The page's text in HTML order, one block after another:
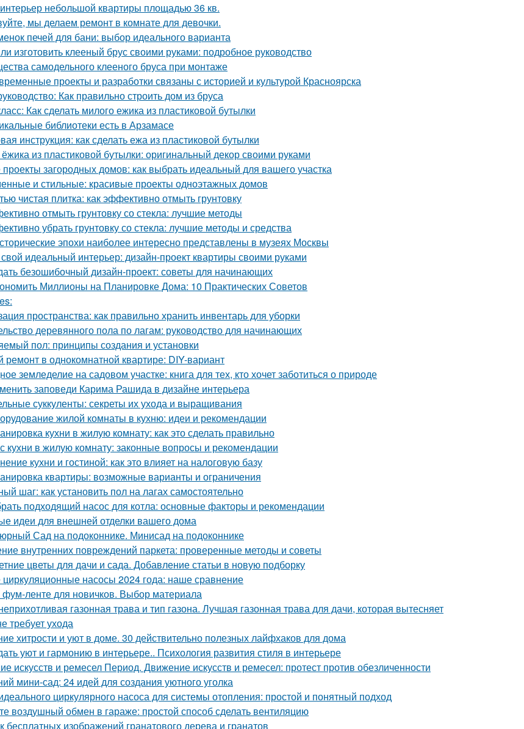
небольшой квартиры площадью 36 кв.
мы делаем ремонт в комнате для девочки.
печей для бани: выбор идеального варианта
изготовить клееный брус своими руками: подробное руководство
самодельного клееного бруса при монтаже
проекты и разработки связаны с историей и культурой Красноярска
Как правильно строить дом из бруса
Как сделать милого ежика из пластиковой бутылки
библиотеки есть в Арзамасе
инструкция: как сделать ежа из пластиковой бутылки
из пластиковой бутылки: оригинальный декор своими руками
загородных домов: как выбрать идеальный для вашего участка
и стильные: красивые проекты одноэтажных домов
чистая плитка: как эффективно отмыть грунтовку
отмыть грунтовку со стекла: лучшие методы
убрать грунтовку со стекла: лучшие методы и средства
эпохи наиболее интересно представлены в музеях Москвы
идеальный интерьер: дизайн-проект квартиры своими руками
безошибочный дизайн-проект: советы для начинающих
Миллионы на Планировке Дома: 10 Практических Советов
пространства: как правильно хранить инвентарь для уборки
деревянного пола по лагам: руководство для начинающих
пол: принципы создания и установки
ремонт в однокомнатной квартире: DIY-вариант
земледелие на садовом участке: книга для тех, кто хочет заботиться о природе
заповеди Карима Рашида в дизайне интерьера
суккуленты: секреты их ухода и выращивания
жилой комнаты в кухню: идеи и рекомендации
кухни в жилую комнату: как это сделать правильно
кухни в жилую комнату: законные вопросы и рекомендации
кухни и гостиной: как это влияет на налоговую базу
квартиры: возможные варианты и ограничения
шаг: как установить пол на лагах самостоятельно
подходящий насос для котла: основные факторы и рекомендации
идеи для внешней отделки вашего дома
Сад на подоконнике. Минисад на подоконнике
внутренних повреждений паркета: проверенные методы и советы
цветы для дачи и сада. Добавление статьи в новую подборку
насосы 2024 года: наше сравнение
фум-ленте для новичков. Выбор материала
газонная трава и тип газона. Лучшая газонная трава для дачи, которая вытесняет
требует ухода
хитрости и уют в доме. 30 действительно полезных лайфхаков для дома
уют и гармонию в интерьере.. Психология развития стиля в интерьере
искусств и ремесел Период. Движение искусств и ремесел: протест против обезличенности
мини-сад: 24 идей для создания уютного уголка
циркулярного насоса для системы отопления: простой и понятный подход
воздушный обмен в гараже: простой способ сделать вентиляцию
бесплатных изображений гранатового дерева и гранатов